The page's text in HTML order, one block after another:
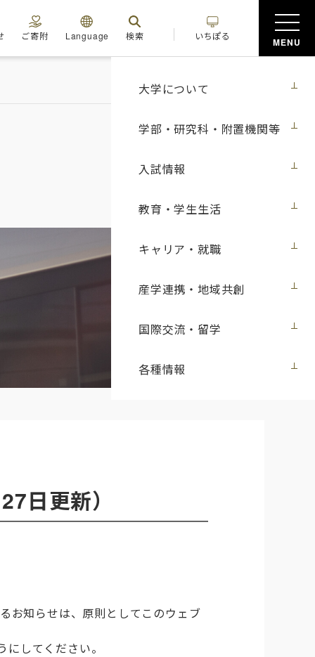
大学について
学部・研究科・附置機関等
入試情報
教育・学生生活
キャリア・就職
産学連携・地域共創
国際交流・留学
各種情報
ご寄附 Language 検索 いちぽる
MENU
日更新）
お知らせは、原則としてこのウェブ
してください。